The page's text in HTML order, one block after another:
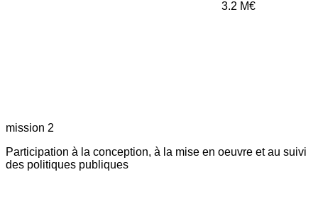
3.2 M€
mission 2
Participation à la conception, à la mise en oeuvre et au suivi
des politiques publiques